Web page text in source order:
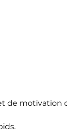
de motivation